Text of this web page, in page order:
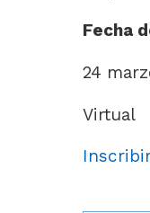
Fecha
24
Virtual